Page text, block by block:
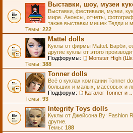
Выставки, шоу, музеи
Выставки, фестивали, музеи,
мире. Анонсы, отчеты,
также выставки мишек Тедди и
Темы: 222
Mattel dolls
Куклы от фирмы Mattel. Барби,
другие куклы от этого
Подфорумы:
Темы: 388
Tonner dolls
Всё о куклах компании Tonner
больших и малых, массовых и
Подфорум:
Темы: 93
Integrity Toys dolls
Куклы от Джейсона Ву: Fashion
другие.
Темы: 188